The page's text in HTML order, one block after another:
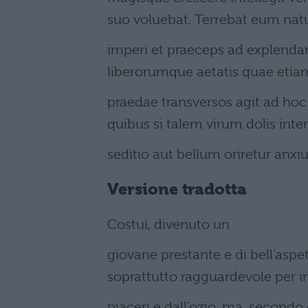
suo voluebat. Terrebat eum
imperi et praeceps ad
liberorumque aetatis quae
praedae transversos agit ad
quibus si talem virum dolis
seditio aut bellum oriretur
Versione tradotta
Costui, divenuto un
giovane prestante e di
soprattutto ragguardevole per